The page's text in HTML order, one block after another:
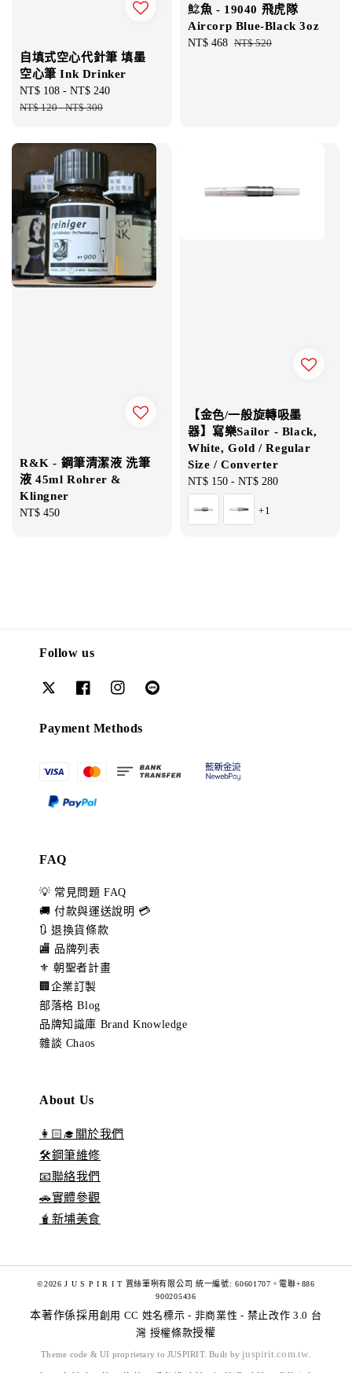
自填式空心代針筆 填墨
空心筆 Ink Drinker
Sale
price
NT$ 108 - NT$ 240
NT$ 120-NT$ 300
鯰魚 - 19040 飛虎隊
Aircorp Blue-Black 3oz
Sale
NT$ 468 Regular
NT$ 520
R&K - 鋼筆清潔液 洗筆
液 45ml Rohrer &
Klingner
Regular
NT$ 450
【金色/一般旋轉吸墨
器】寫樂Sailor - Black,
White, Gold / Regular
Size / Converter
Regular
price
NT$ 150 - NT$ 280
+1
Follow us
Payment Methods
FAQ
💡 常見問題 FAQ
🚚 付款與運送說明 💳
🔃 退換貨條款
🏬 品牌列表
⚜️ 朝聖者計畫
🏢企業訂製
部落格 Blog
品牌知識庫 Brand Knowledge
雜談 Chaos
About Us
👩🏻‍🎓關於我們
🛠️鋼筆維修
📧聯絡我們
🚗實體參觀
🧋新埔美食
©2026 J U S P I R I T 賈絲筆咧有限公司 統一編號: 60601707。電聯+886
900205436
本著作係採用 創用 CC 姓名標示 - 非商業性 - 禁止改作 3.0 台
灣 授權條款授權
Theme code & UI proprietary to JUSPIRIT. Built by juspirit.com.tw